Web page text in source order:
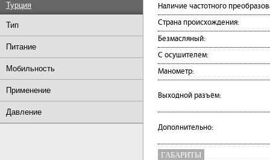
Турция
Тип
Питание
Мобильность
Применение
Давление
Наличие частотного
Страна происхождения:
Безмасляный:
С осушителем:
Манометр:
Выходной разъём:
Дополнительно:
ГАБАРИТЫ